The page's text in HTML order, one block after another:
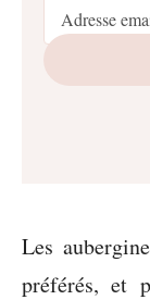
Les
préférés, et